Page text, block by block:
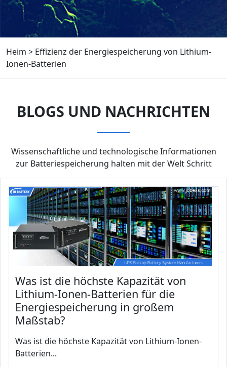
Heim > Effizienz der Energiespeicherung von Lithium-
Ionen-Batterien
BLOGS UND NACHRICHTEN
Wissenschaftliche und technologische Informationen
zur Batteriespeicherung halten mit der Welt Schritt
Was ist die höchste Kapazität von
Lithium-Ionen-Batterien für die
Energiespeicherung in großem
Maßstab?
Was ist die höchste Kapazität von Lithium-Ionen-
Batterien...